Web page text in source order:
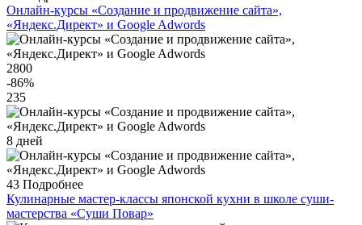
Онлайн-курсы «Создание и продвижение сайта»,
«Яндекс.Директ» и Google Adwords
2800
-86%
235
8 дней
43 Подробнее
Кулинарные мастер-классы японской кухни в школе суши-
мастерства «Суши Повар»